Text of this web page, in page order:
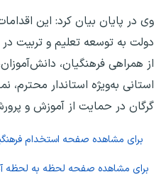
وی در پایان بیان کرد: این
دولت به توسعه تعلیم و تربیت
از همراهی فرهنگیان،
استانی به‌ویژه استاندار محترم،
گرگان در حمایت از آموزش و
برای مشاهده صفحه استخدام
برای مشاهده صفحه لحظه به لحظه